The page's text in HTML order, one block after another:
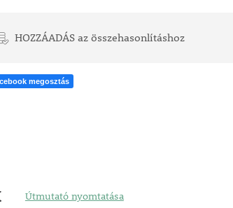
HOZZÁADÁS az összehasonlításhoz
megosztás
Útmutató nyomtatása